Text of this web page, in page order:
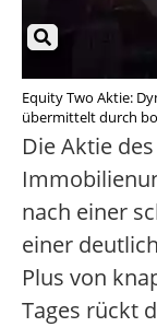
Equity Two Aktie:
übermittelt durch
Die Aktie
nach einer
einer
Plus von
Tages rückt